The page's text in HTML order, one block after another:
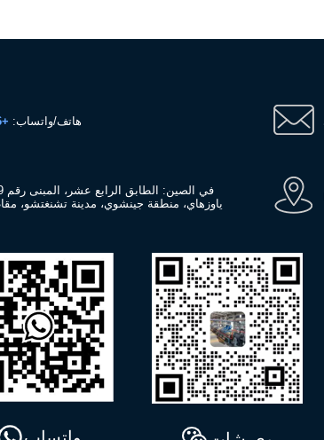
هاتف/واتساب: +86 13526692320
ياوزهاي، منطقة جينشوي، مدينة تشنغتشو،